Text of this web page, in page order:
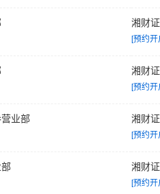
湘财
[预约开
湘财
[预约开
业部 湘财
[预约开
湘财
[预约开